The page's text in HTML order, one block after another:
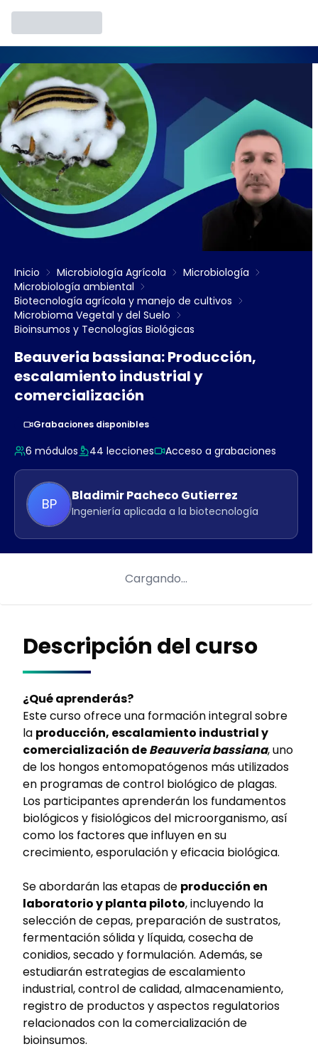
Descripción del curso
¿Qué aprenderás?
Este curso ofrece una formación integral sobre
la producción, escalamiento industrial y
comercialización deBeauveria bassiana, uno
de los hongos entomopatógenos más utilizados
en programas de control biológico de plagas.
Los participantes aprenderán los fundamentos
biológicos y fisiológicos del microorganismo, así
como los factores que influyen en su
crecimiento, esporulación y eficacia biológica.
Se abordarán las etapas de producción en
laboratorio y planta piloto, incluyendo la
selección de cepas, preparación de sustratos,
fermentación sólida y líquida, cosecha de
conidios, secado y formulación. Además, se
estudiarán estrategias de escalamiento
industrial, control de calidad, almacenamiento,
registro de productos y aspectos regulatorios
relacionados con la comercialización de
bioinsumos.
Inicio Microbiología Agrícola
Microbiología
Microbiología ambiental
Biotecnología agrícola y manejo de cultivos
Microbioma Vegetal y del Suelo
Bioinsumos y Tecnologías Biológicas
Beauveria bassiana: Producción,
escalamiento industrial y
comercialización
Grabaciones disponibles
6 módulos 44 lecciones Acceso a grabaciones
BP BladimirPacheco Gutierrez
Ingeniería aplicada a la biotecnología
Cargando…